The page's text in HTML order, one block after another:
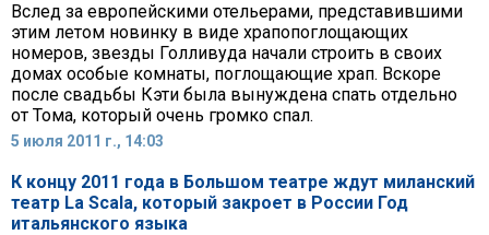
Вслед за европейскими отельерами, представившими
этим летом новинку в виде храпопоглощающих
номеров, звезды Голливуда начали строить в своих
домах особые комнаты, поглощающие храп. Вскоре
после свадьбы Кэти была вынуждена спать отдельно
от Тома, который очень громко спал.
5 июля 2011 г., 14:03
К концу 2011 года в Большом театре ждут миланский
театр La Scala, который закроет в России Год
итальянского языка